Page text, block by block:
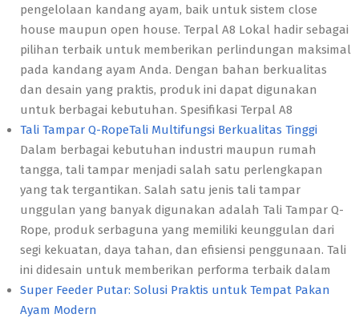
pengelolaan kandang ayam, baik untuk sistem close
house maupun open house. Terpal A8 Lokal hadir sebagai
pilihan terbaik untuk memberikan perlindungan maksimal
pada kandang ayam Anda. Dengan bahan berkualitas
dan desain yang praktis, produk ini dapat digunakan
untuk berbagai kebutuhan. Spesifikasi Terpal A8
Tali Tampar Q-RopeTali Multifungsi Berkualitas Tinggi
Dalam berbagai kebutuhan industri maupun rumah
tangga, tali tampar menjadi salah satu perlengkapan
yang tak tergantikan. Salah satu jenis tali tampar
unggulan yang banyak digunakan adalah Tali Tampar Q-
Rope, produk serbaguna yang memiliki keunggulan dari
segi kekuatan, daya tahan, dan efisiensi penggunaan. Tali
ini didesain untuk memberikan performa terbaik dalam
Super Feeder Putar: Solusi Praktis untuk Tempat Pakan
Ayam Modern